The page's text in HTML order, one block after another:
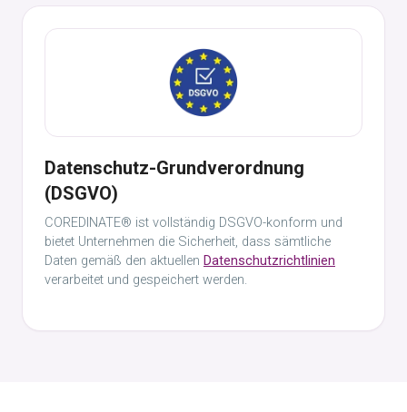
Datenschutz-Grundverordnung
(DSGVO)
COREDINATE® ist vollständig DSGVO-konform und
bietet Unternehmen die Sicherheit, dass sämtliche
Daten gemäß den aktuellen Datenschutzrichtlinien
verarbeitet und gespeichert werden.